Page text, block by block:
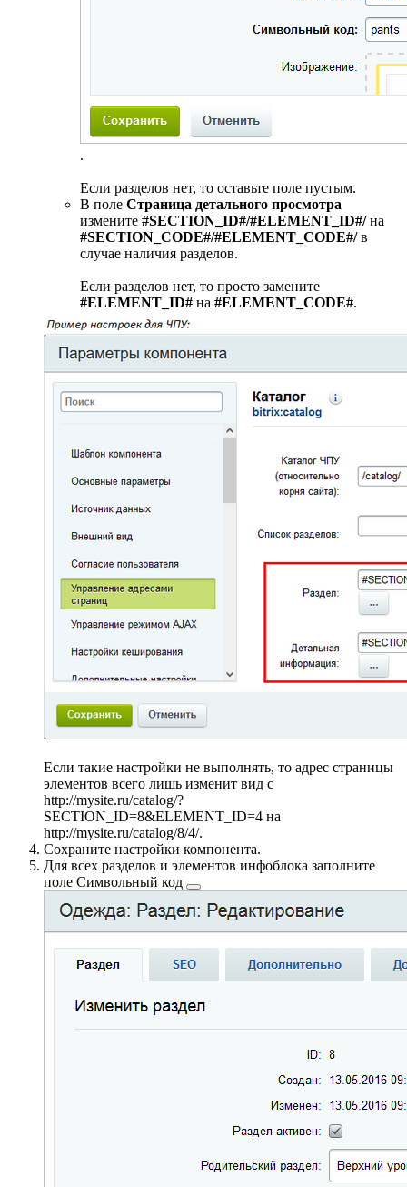
.
Если разделов нет, то оставьте поле пустым.
В поле Страница детального просмотра
измените #SECTION_ID#/#ELEMENT_ID#/на
#SECTION_CODE#/#ELEMENT_CODE#/в
случае наличия разделов.
Если разделов нет, то просто замените
#ELEMENT_ID# на #ELEMENT_CODE#.
Если такие настройки не выполнять, то адрес страницы
элементов всего лишь изменит вид с
http://mysite.ru/catalog/?
SECTION_ID=8&ELEMENT_ID=4 на
http://mysite.ru/catalog/8/4/.
Сохраните настройки компонента.
Для всех разделов и элементов инфоблока заполните
поле Символьный код